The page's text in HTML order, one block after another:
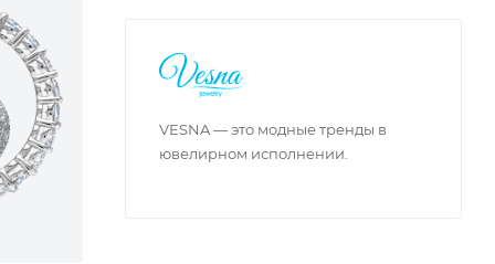
VESNA — это модные тренды в
ювелирном исполнении.